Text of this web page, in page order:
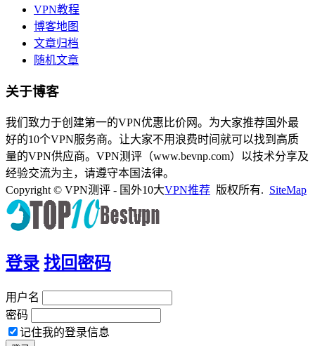
VPN教程
博客地图
文章归档
随机文章
关于博客
我们致力于创建第一的VPN优惠比价网。为大家推荐国外最
好的10个VPN服务商。让大家不用浪费时间就可以找到高质
量的VPN供应商。VPN测评（www.bevnp.com）以技术分享及
经验交流为主，请遵守本国法律。
Copyright © VPN测评 - 国外10大VPN推荐 版权所有. SiteMap
登录 找回密码
用户名
密码
记住我的登录信息